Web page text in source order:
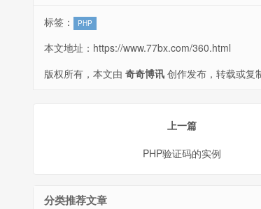
标签： PHP
本文地址： https://www.77bx.com/360.html
版权所有，本文由 奇奇博讯 创作发布，转载或复
上一篇
PHP验证码的实例
分类推荐文章